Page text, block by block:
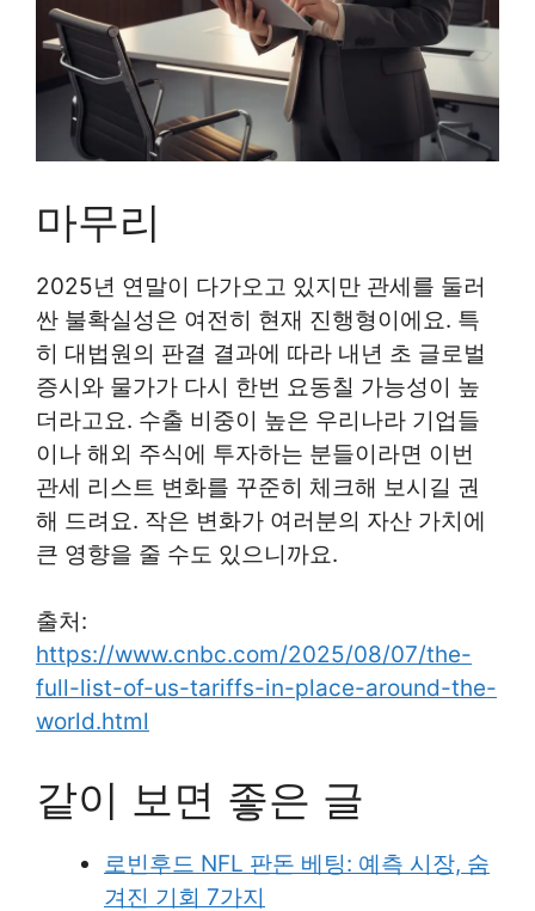
마무리
2025년 연말이 다가오고 있지만 관세를 둘러
싼 불확실성은 여전히 현재 진행형이에요. 특
히 대법원의 판결 결과에 따라 내년 초 글로벌
증시와 물가가 다시 한번 요동칠 가능성이 높
더라고요. 수출 비중이 높은 우리나라 기업들
이나 해외 주식에 투자하는 분들이라면 이번
관세 리스트 변화를 꾸준히 체크해 보시길 권
해 드려요. 작은 변화가 여러분의 자산 가치에
큰 영향을 줄 수도 있으니까요.
출처:
https://www.cnbc.com/2025/08/07/the-
full-list-of-us-tariffs-in-place-around-the-
world.html
같이 보면 좋은 글
로빈후드 NFL 판돈 베팅: 예측 시장, 숨
겨진 기회 7가지